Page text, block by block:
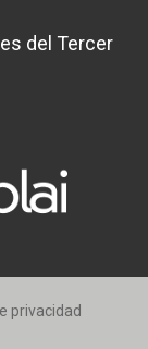
del Tercer
privacidad